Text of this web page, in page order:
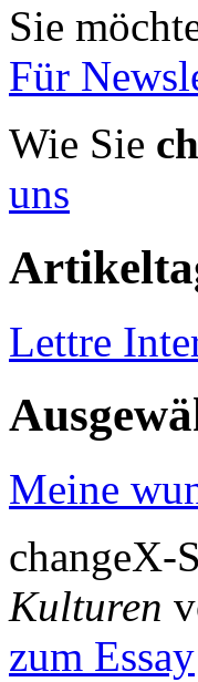
Sie
Für
Wie Sie
uns
Lettre
Meine
changeX-
Kulturen
zum Essay